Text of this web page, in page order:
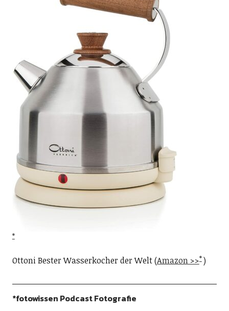
Ottoni Bester Wasserkocher der Welt (Amazon >> )
*fotowissen Podcast Fotografie